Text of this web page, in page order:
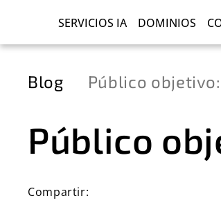
SERVICIOS IA DOMINIOS
Blog Público
Público
Compartir: